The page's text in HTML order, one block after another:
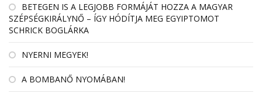
BETEGEN IS A LEGJOBB FORMÁJÁT HOZZA A MAGYAR
SZÉPSÉGKIRÁLYNŐ – ÍGY HÓDÍTJA MEG EGYIPTOMOT
SCHRICK BOGLÁRKA
NYERNI MEGYEK!
A BOMBANŐ NYOMÁBAN!